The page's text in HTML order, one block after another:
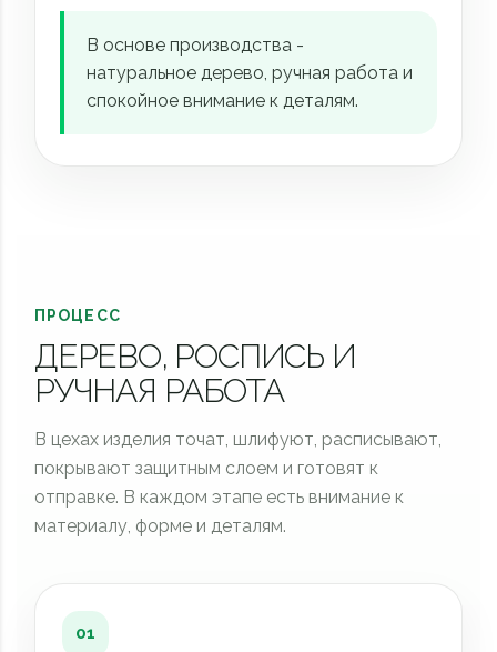
В основе производства -
натуральное дерево, ручная работа и
спокойное внимание к деталям.
ПРОЦЕСС
ДЕРЕВО, РОСПИСЬ И
РУЧНАЯ РАБОТА
В цехах изделия точат, шлифуют, расписывают,
покрывают защитным слоем и готовят к
отправке. В каждом этапе есть внимание к
материалу, форме и деталям.
01